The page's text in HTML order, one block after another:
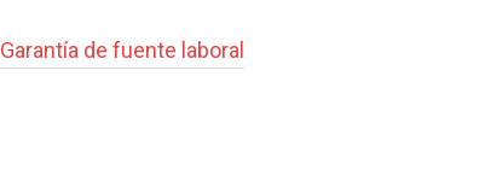
Garantía de fuente laboral